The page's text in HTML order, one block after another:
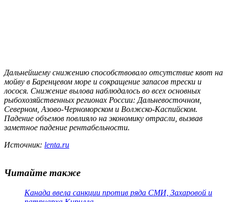
Дальнейшему снижению способствовало отсутствие квот на
мойву в Баренцевом море и сокращение запасов трески и
лосося. Снижение вылова наблюдалось во всех основных
рыбохозяйственных регионах России: Дальневосточном,
Северном, Азово-Черноморском и Волжско-Каспийском.
Падение объемов повлияло на экономику отрасли, вызвав
заметное падение рентабельности.
Источник: lenta.ru
Читайте также
Канада ввела санкции против ряда СМИ, Захаровой и